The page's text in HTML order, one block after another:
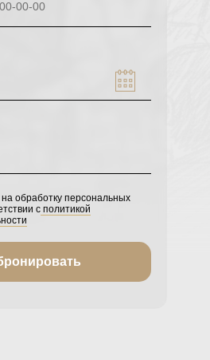
обработку персональных
с политикой